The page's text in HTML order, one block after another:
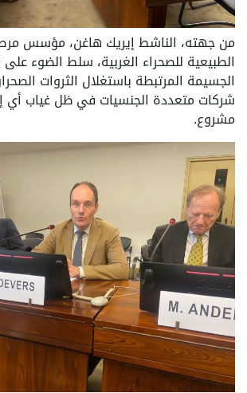
من جهته، الناشط إيريك هاغن، مؤسس
الطبيعية للصحراء الغربية، سلط الضوء على
الجسيمة المرتبطة باستغلال الثروات
شركات متعددة الجنسيات في ظل غياب أي
مشروع.